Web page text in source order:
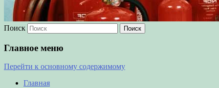
Поиск
Главное меню
Перейти к основному содержимому
Главная